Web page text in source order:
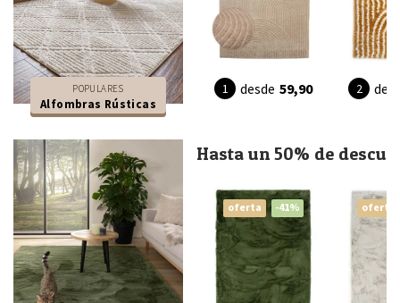
POPULARES
Alfombras Rústicas
desde 59,90
Hasta un 50% de
oferta -41% oferta